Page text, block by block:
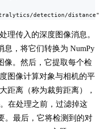
detection/
理传入的深度图像消息。
息，将它们转换为 NumPy
像。然后，它提取每个检
图像计算对象与相机的平
距离（称为裁剪距离），
在处理之前，过滤掉这
。最后，它将检测到的对